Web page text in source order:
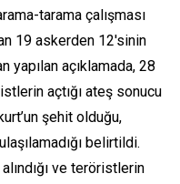
tarama çalışması
19 askerden 12'sinin
yapılan açıklamada, 28
açtığı ateş sonucu
şehit olduğu,
belirtildi.
ve teröristlerin